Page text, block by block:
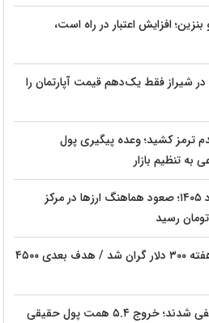
افزایش اعتبار در راه است،
شیراز فقط یک‌دهم قیمت آپارتمان را
ترمز کشید؛ وعده پیگیری پول
تنظیم بازار
قیمت دلار حواله امروز ۱۸ مرداد ۱۴۰۵؛ صعود هماهنگ ارزها در مرکز
طلا منفجر شد؛ اونس در یک هفته ۳۰۰ دلار گران شد / هدف بعدی ۴۵۰۰
بورس سبز ماند اما ۵۶۰ نماد منفی شدند؛ خروج ۵.۴ همت پول حقیقی